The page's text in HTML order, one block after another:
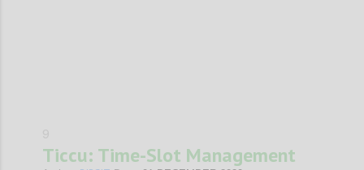
Ticcu: Time-Slot Management